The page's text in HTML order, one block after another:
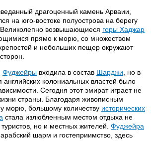
5*
SPA 5*
5*
Taj Palace Dubai 5*
Towers Rotana 4*
Vendome Plaza 3*
Versailles 3*
Weekend 3*
World Trade Centre 5*
драгоценный камень Арваии,
на юго-востоке полуострова на берегу
Великолепно возвышающиеся горы Хаджар
прямо к морю, со множеством
и небольших пещер окружают
Фуджейры входила в состав Шарджи , но в
английских колониальных властей было
Сегодня этот эмират играет не
страны. Благодаря живописным
морю, большому количеству исторических
стала излюбленным местом отдыха не
но и местных жителей. Фуджейра
шарм и гостеприимство, здесь